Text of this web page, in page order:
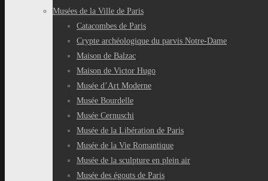
Musées de la Ville de Paris
Catacombes de Paris
Crypte archéologique du parvis Notre-Dame
Maison de Balzac
Maison de Victor Hugo
Musée d’Art Moderne
Musée Bourdelle
Musée Cernuschi
Musée de la Libération de Paris
Musée de la Vie Romantique
Musée de la sculpture en plein air
Musée des égouts de Paris